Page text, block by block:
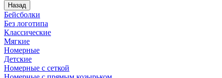
Назад
Бейсболки
Без логотипа
Классические
Мягкие
Номерные
Детские
Номерные с сеткой